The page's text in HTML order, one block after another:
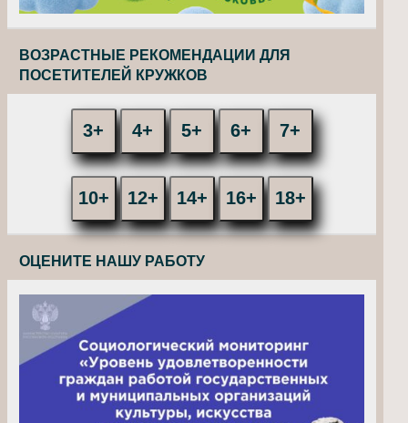
ВОЗРАСТНЫЕ РЕКОМЕНДАЦИИ ДЛЯ
ПОСЕТИТЕЛЕЙ КРУЖКОВ
3+ 4+ 5+ 6+ 7+
10+ 12+ 14+ 16+ 18+
ОЦЕНИТЕ НАШУ РАБОТУ